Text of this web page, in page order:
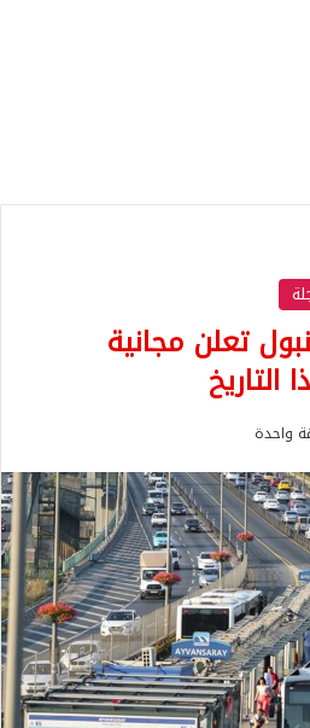
تعلن مجانية
واحدة